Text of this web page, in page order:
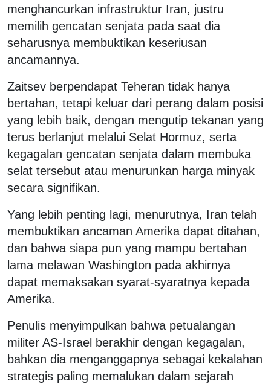
menghancurkan infrastruktur Iran, justru
memilih gencatan senjata pada saat dia
seharusnya membuktikan keseriusan
ancamannya.
Zaitsev berpendapat Teheran tidak hanya
bertahan, tetapi keluar dari perang dalam posisi
yang lebih baik, dengan mengutip tekanan yang
terus berlanjut melalui Selat Hormuz, serta
kegagalan gencatan senjata dalam membuka
selat tersebut atau menurunkan harga minyak
secara signifikan.
Yang lebih penting lagi, menurutnya, Iran telah
membuktikan ancaman Amerika dapat ditahan,
dan bahwa siapa pun yang mampu bertahan
lama melawan Washington pada akhirnya
dapat memaksakan syarat-syaratnya kepada
Amerika.
Penulis menyimpulkan bahwa petualangan
militer AS-Israel berakhir dengan kegagalan,
bahkan dia menganggapnya sebagai kekalahan
strategis paling memalukan dalam sejarah